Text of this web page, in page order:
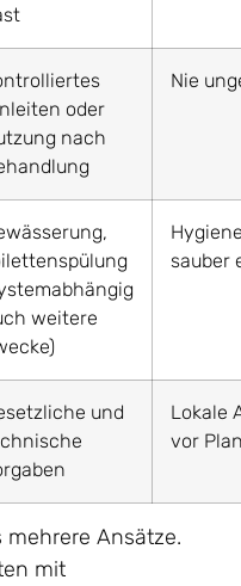
oder
nach
Nie
weitere
sauber
und
Lokale
vor
Ansätze.
mit